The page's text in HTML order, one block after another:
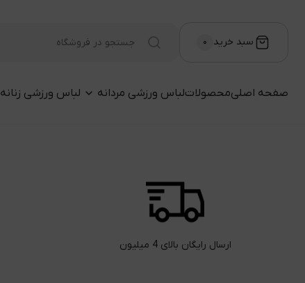
سبد خرید ۰
صفحه اصلیمحصولاتلباس ورزشی مردانه لباس ورزشی زنانه
ارسال رایگان بالای 4 میلیون